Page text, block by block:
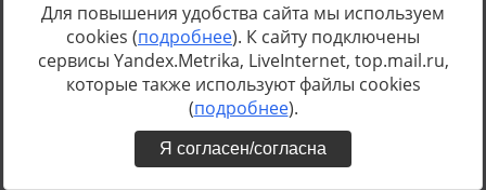
Для повышения удобства сайта мы используем
cookies (подробнее). К сайту подключены
сервисы Yandex.Metrika, LiveInternet, top.mail.ru,
которые также используют файлы cookies
(подробнее).
Я согласен/согласна